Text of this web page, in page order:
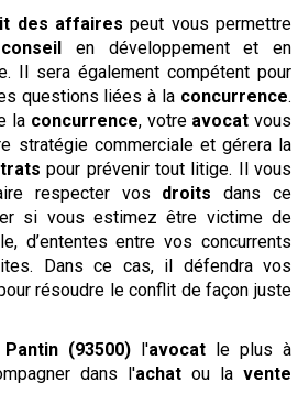
des affaires peut vous permettre
conseil en développement et en
Il sera également compétent pour
questions liées à la concurrence.
la concurrence, votre avocat vous
stratégie commerciale et gérera la
pour prévenir tout litige. Il vous
respecter vos droits dans ce
si vous estimez être victime de
d’ententes entre vos concurrents
Dans ce cas, il défendra vos
résoudre le conflit de façon juste
Pantin (93500) l'avocat le plus à
dans l'achat ou la vente